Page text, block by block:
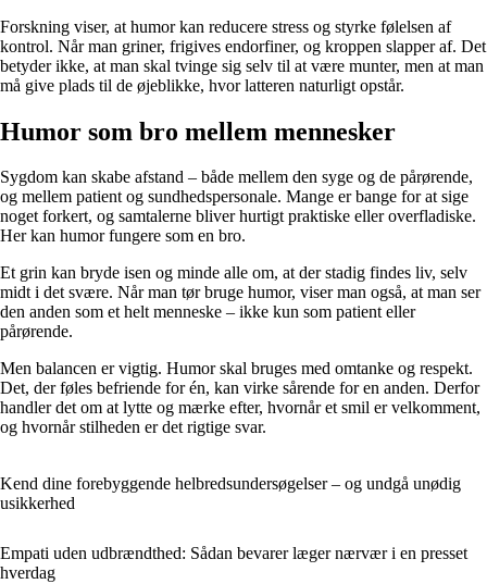
Forskning viser, at humor kan reducere stress og styrke følelsen af
kontrol. Når man griner, frigives endorfiner, og kroppen slapper af. Det
betyder ikke, at man skal tvinge sig selv til at være munter, men at man
må give plads til de øjeblikke, hvor latteren naturligt opstår.
Humor som bro mellem mennesker
Sygdom kan skabe afstand – både mellem den syge og de pårørende,
og mellem patient og sundhedspersonale. Mange er bange for at sige
noget forkert, og samtalerne bliver hurtigt praktiske eller overfladiske.
Her kan humor fungere som en bro.
Et grin kan bryde isen og minde alle om, at der stadig findes liv, selv
midt i det svære. Når man tør bruge humor, viser man også, at man ser
den anden som et helt menneske – ikke kun som patient eller
pårørende.
Men balancen er vigtig. Humor skal bruges med omtanke og respekt.
Det, der føles befriende for én, kan virke sårende for en anden. Derfor
handler det om at lytte og mærke efter, hvornår et smil er velkomment,
og hvornår stilheden er det rigtige svar.
Kend dine forebyggende helbredsundersøgelser – og undgå unødig
usikkerhed
Empati uden udbrændthed: Sådan bevarer læger nærvær i en presset
hverdag